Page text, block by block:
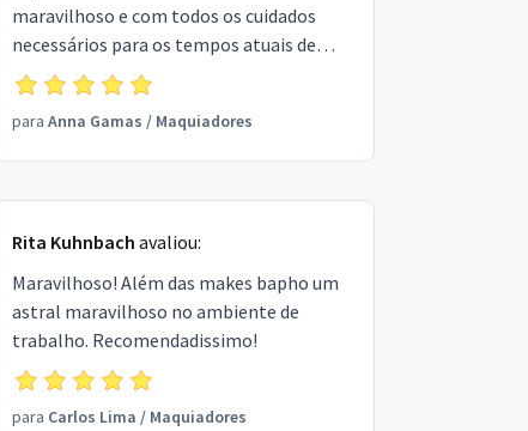
maravilhoso e com todos os cuidados
necessários para os tempos atuais de
pandemia.
para Anna Gamas / Maquiadores
Rita Kuhnbach avaliou:
Maravilhoso! Além das makes bapho um
astral maravilhoso no ambiente de
trabalho. Recomendadissimo!
para Carlos Lima / Maquiadores